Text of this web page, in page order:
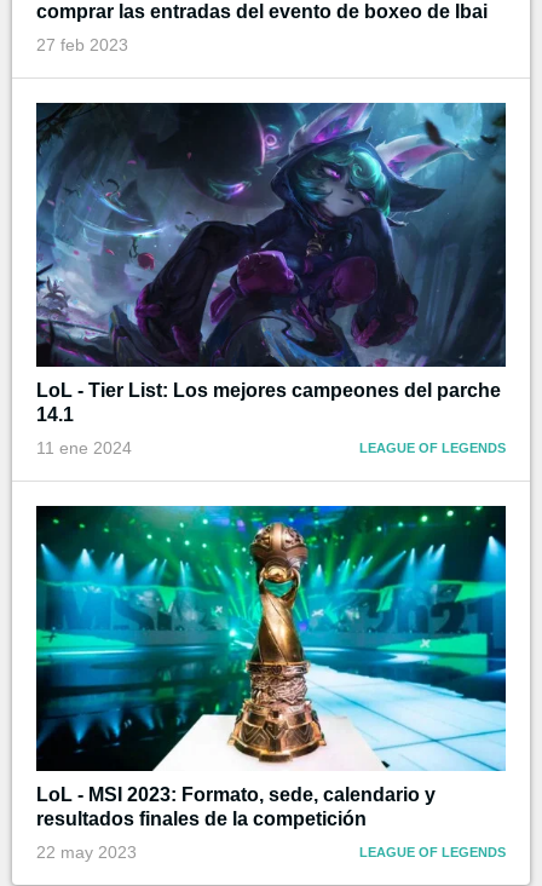
comprar las entradas del evento de boxeo de Ibai
27 feb 2023
LoL - Tier List: Los mejores campeones del parche
14.1
11 ene 2024 LEAGUE OF LEGENDS
LoL - MSI 2023: Formato, sede, calendario y
resultados finales de la competición
22 may 2023 LEAGUE OF LEGENDS